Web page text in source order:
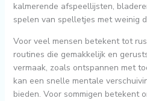
kalmerende afspeellijsten,
spelen van spelletjes met weinig
Voor veel mensen betekent tot
routines die gemakkelijk en
vermaak, zoals ontspannen met
kan een snelle mentale
bieden. Voor sommigen betekent